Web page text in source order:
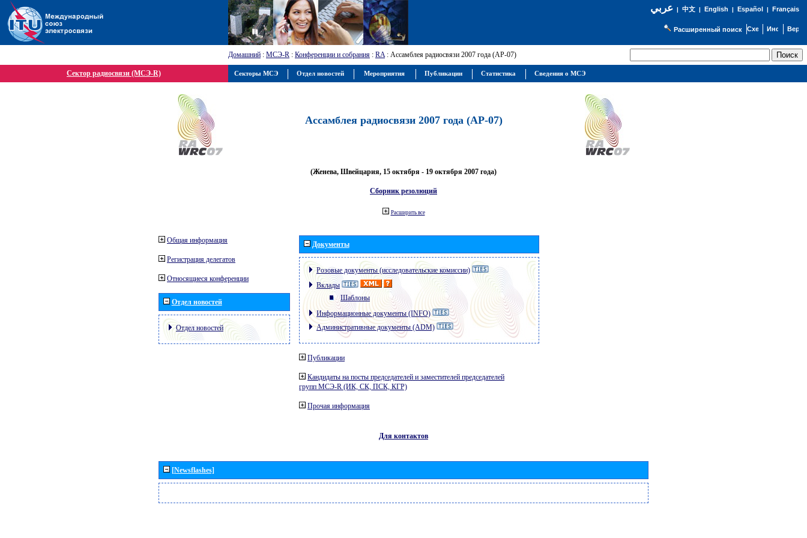
عربي| 中文| English | Español | Français
Расширенный поиск
Домашний : МСЭ-R : Конференции и собрания : RA: Ассамблея радиосвязи 2007 года (АР-07)
Сектор радиосвязи (МСЭ-R)
Ассамблея радиосвязи 2007 года (АР-07)
(Женева, Швейцария, 15 октября - 19 октября 2007 года)
Сборник резолюций
Расширить все
Общая информация
Регистрация делегатов
Относящиеся конференции
Отдел новостей
Отдел новостей
Документы
Розовые документы (исследовательские комиссии)
Вклады
Шаблоны
Информационные документы (INFO)
Административные документы (ADM)
Публикации
Кандидаты на посты председателей и заместителей председателей
групп МСЭ-R (ИК, СК, ПСК, КГР)
Прочая информация
Для контактов
[Newsflashes]
Секторы МСЭ Отдел новостей Мероприятия Публикации Статистика Сведения о МСЭ